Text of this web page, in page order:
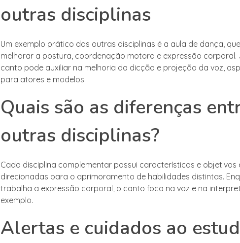
outras disciplinas
Um exemplo prático das outras disciplinas é a aula de dança,
melhorar a postura, coordenação motora e expressão corporal.
canto pode auxiliar na melhoria da dicção e projeção da voz,
para atores e modelos.
Quais são as diferenças
outras disciplinas?
Cada disciplina complementar possui características e objetivos
direcionadas para o aprimoramento de habilidades distintas.
trabalha a expressão corporal, o canto foca na voz e na
exemplo.
Alertas e cuidados ao